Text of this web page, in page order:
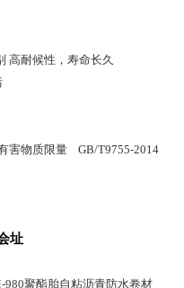
高耐候性，寿命长久
害物质限量 GB/T9755-2014
址
980聚酯胎自粘沥青防水卷材